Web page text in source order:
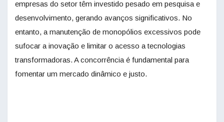
empresas do setor têm investido pesado em pesquisa e
desenvolvimento, gerando avanços significativos. No
entanto, a manutenção de monopólios excessivos pode
sufocar a inovação e limitar o acesso a tecnologias
transformadoras. A concorrência é fundamental para
fomentar um mercado dinâmico e justo.